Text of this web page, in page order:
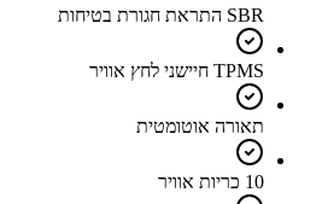
SBR התראת חגורת בטיחות
TPMS חיישני לחץ אוויר
תאורה אוטומטית
10 כריות אוויר